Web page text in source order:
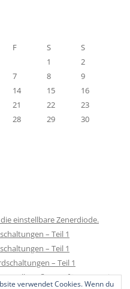
F S
S
1
2
7 8
9
14 15
16
21 22
23
28 29
30
einstellbare Zenerdiode.
– Teil 1
– Teil 1
– Teil 1
aufbauen für 4-40V mit
verwendet Cookies. Wenn du